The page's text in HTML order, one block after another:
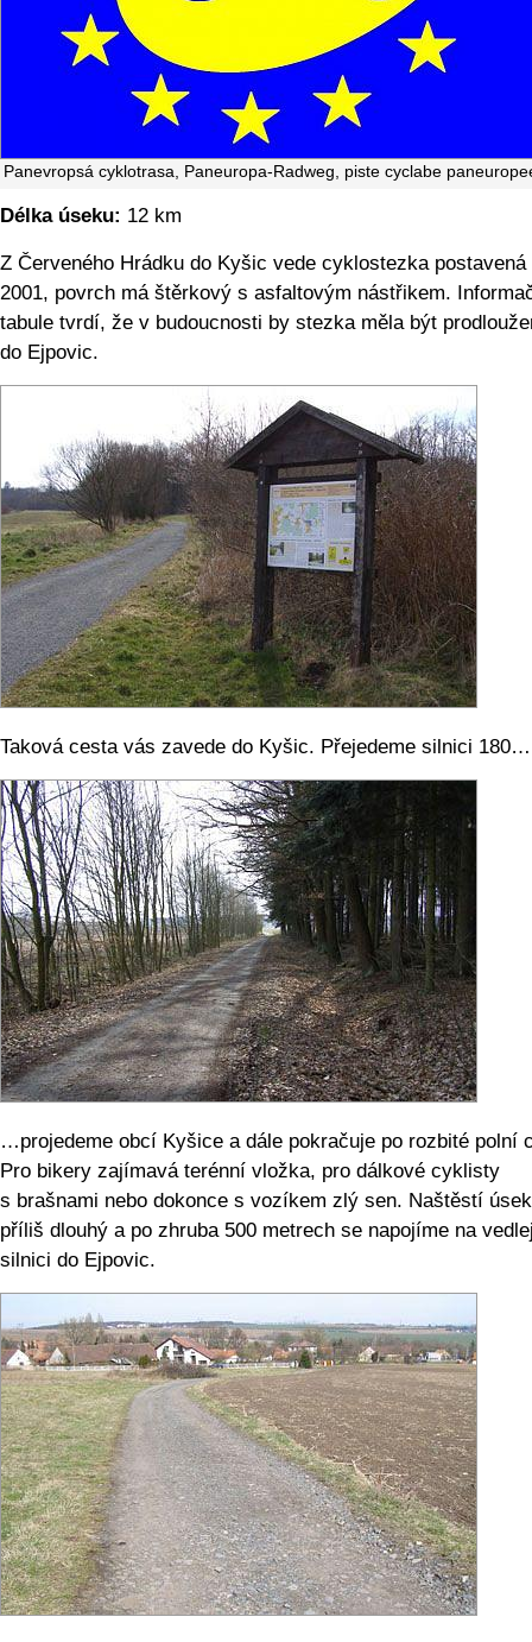
Panevropsá cyklotrasa, Paneuropa-Radweg, piste cyclabe
Délka úseku: 12 km
Z Červeného Hrádku do Kyšic vede cyklostezka
2001, povrch má štěrkový s asfaltovým nástřikem.
tabule tvrdí, že v budoucnosti by stezka měla být
do Ejpovic.
Taková cesta vás zavede do Kyšic. Přejedeme silnici 180…
…projedeme obcí Kyšice a dále pokračuje po rozbité polní
Pro bikery zajímavá terénní vložka, pro dálkové cyklisty
s brašnami nebo dokonce s vozíkem zlý sen. Naštěstí
příliš dlouhý a po zhruba 500 metrech se napojíme na
silnici do Ejpovic.